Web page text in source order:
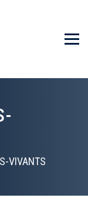
VIVANTS